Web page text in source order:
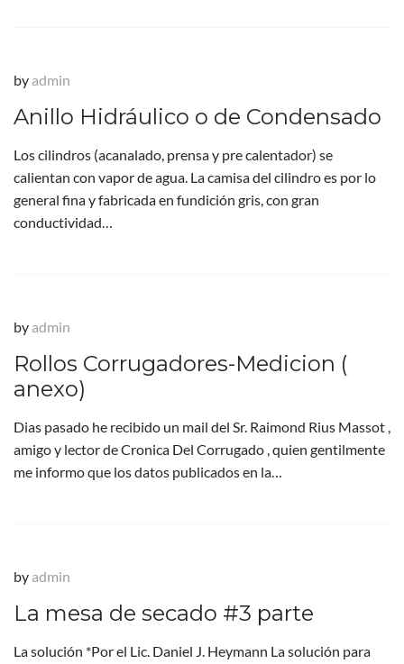
by admin
Anillo Hidráulico o de Condensado
Los cilindros (acanalado, prensa y pre calentador) se
calientan con vapor de agua. La camisa del cilindro es por lo
general fina y fabricada en fundición gris, con gran
conductividad…
by admin
Rollos Corrugadores-Medicion (
anexo)
Dias pasado he recibido un mail del Sr. Raimond Rius Massot ,
amigo y lector de Cronica Del Corrugado , quien gentilmente
me informo que los datos publicados en la…
by admin
La mesa de secado #3 parte
La solución *Por el Lic. Daniel J. Heymann La solución para